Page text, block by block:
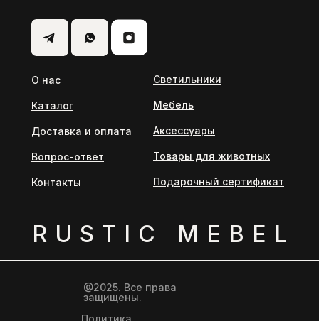
@2025. Все права
защищены.
RUSTIС MEBEL
О нас
Каталог
Вопрос-ответ
Доставка и оплата
Контакты
Светильники
Мебель
Аксессуары
Подарочный сертификат
Товары для животных